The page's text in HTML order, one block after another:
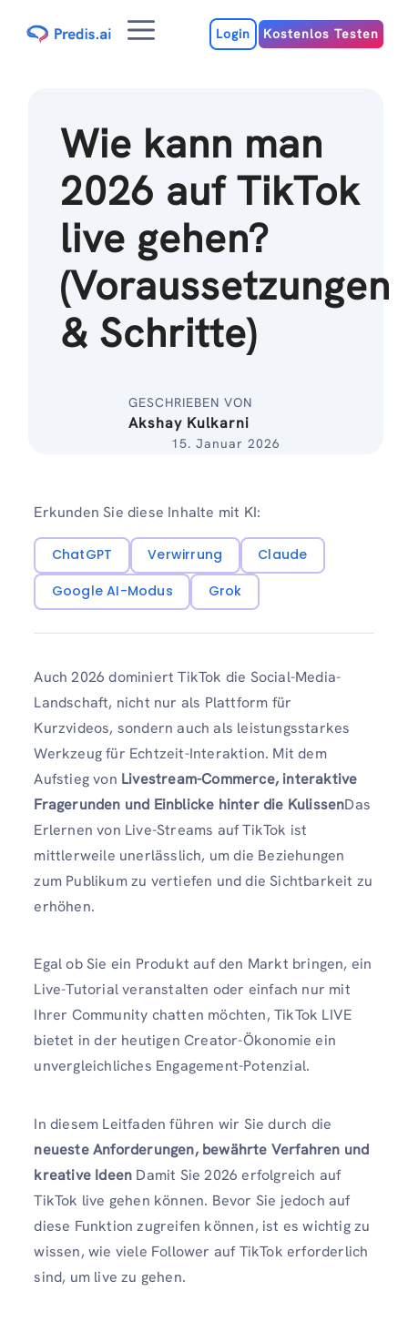
Inhalt
MenuLogin Kostenlos Testen
Wie kann man
2026 auf TikTok
live gehen?
(Voraussetzungen
& Schritte)
GESCHRIEBEN VON
Akshay Kulkarni
15. Januar 2026
Erkunden Sie diese Inhalte mit KI:
ChatGPT Verwirrung
Claude
Google AI-Modus
Grok
Auch 2026 dominiert TikTok die Social-Media-
Landschaft, nicht nur als Plattform für
Kurzvideos, sondern auch als leistungsstarkes
Werkzeug für Echtzeit-Interaktion. Mit dem
Aufstieg von Livestream-Commerce, interaktive
Fragerunden und Einblicke hinter die KulissenDas
Erlernen von Live-Streams auf TikTok ist
mittlerweile unerlässlich, um die Beziehungen
zum Publikum zu vertiefen und die Sichtbarkeit zu
erhöhen.
Egal ob Sie ein Produkt auf den Markt bringen, ein
Live-Tutorial veranstalten oder einfach nur mit
Ihrer Community chatten möchten, TikTok LIVE
bietet in der heutigen Creator-Ökonomie ein
unvergleichliches Engagement-Potenzial.
In diesem Leitfaden führen wir Sie durch die
neueste Anforderungen, bewährte Verfahren und
kreative Ideen Damit Sie 2026 erfolgreich auf
TikTok live gehen können. Bevor Sie jedoch auf
diese Funktion zugreifen können, ist es wichtig zu
wissen, wie viele Follower auf TikTok erforderlich
sind, um live zu gehen.